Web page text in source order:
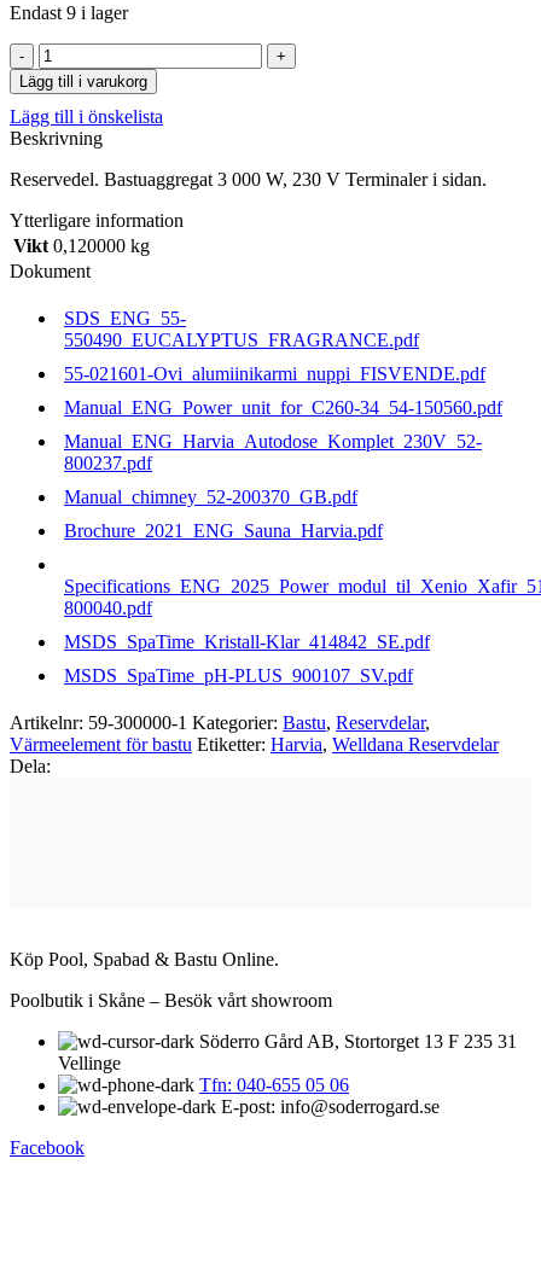
Endast 9 i lager
Bastuaggregat
3 000 W,
230
V
Terminaler
sidan.
Lägg till i varukorg
Lägg till i önskelista
Beskrivning
Reservedel. Bastuaggregat 3 000 W, 230 V Terminaler i sidan.
Ytterligare information
Vikt 0,120000 kg
Dokument
SDS_ENG_55-
550490_EUCALYPTUS_FRAGRANCE.pdf
55-021601-Ovi_alumiinikarmi_nuppi_FISVENDE.pdf
Manual_ENG_Power_unit_for_C260-34_54-150560.pdf
Manual_ENG_Harvia_Autodose_Komplet_230V_52-
800237.pdf
Manual_chimney_52-200370_GB.pdf
Brochure_2021_ENG_Sauna_Harvia.pdf
800040.pdf
MSDS_SpaTime_Kristall-Klar_414842_SE.pdf
MSDS_SpaTime_pH-PLUS_900107_SV.pdf
Artikelnr: 59-300000-1 Kategorier: Bastu, Reservdelar,
Värmeelement för bastu Etiketter: Harvia, Welldana Reservdelar
Dela:
Köp Pool, Spabad & Bastu Online.
Poolbutik i Skåne – Besök vårt showroom
Söderro Gård AB, Stortorget 13 F 235 31
Vellinge
Tfn: 040-655 05 06
E-post: info@soderrogard.se
Facebook